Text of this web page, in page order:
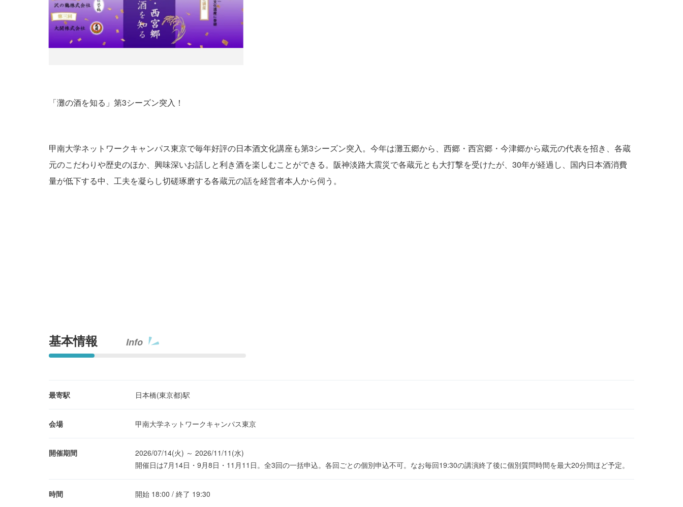
「灘の酒を知る」第3シーズン突入！
甲南大学ネットワークキャンパス東京で毎年好評の日本酒文化講座も第3シーズン突入。今年は灘五郷から、西郷・西宮郷・今津郷から蔵元の代表を招き、各蔵
元のこだわりや歴史のほか、興味深いお話しと利き酒を楽しむことができる。阪神淡路大震災で各蔵元とも大打撃を受けたが、30年が経過し、国内日本酒消費
量が低下する中、工夫を凝らし切磋琢磨する各蔵元の話を経営者本人から伺う。
基本情報 Info
最寄駅 日本橋(東京都)駅
会場 甲南大学ネットワークキャンパス東京
開催期間
2026/07/14(火) ～ 2026/11/11(水)
開催日は7月14日・9月8日・11月11日。全3回の一括申込。各回ごとの個別申込不可。なお毎回19:30の講演終了後に個別質問時間を最大20分間ほど予定。
時間 開始 18:00 / 終了 19:30